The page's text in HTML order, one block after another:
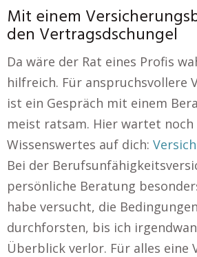
Mit einem
den Vertragsdschungel
Da wäre der Rat eines Profis
hilfreich. Für anspruchsvollere
ist ein Gespräch mit einem
meist ratsam. Hier wartet
Wissenswertes auf dich:
Bei der
persönliche Beratung
habe versucht, die
durchforsten, bis ich
Überblick verlor. Für alles eine